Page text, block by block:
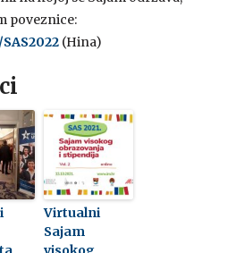
poveznice:
(Hina)
Virtualni
Sajam